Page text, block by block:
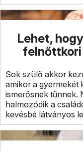
Lehet,
felnőttkori
Sok szülő akkor
amikor a gyermekét
ismerősnek tűnnek.
halmozódik a
kevésbé látványos